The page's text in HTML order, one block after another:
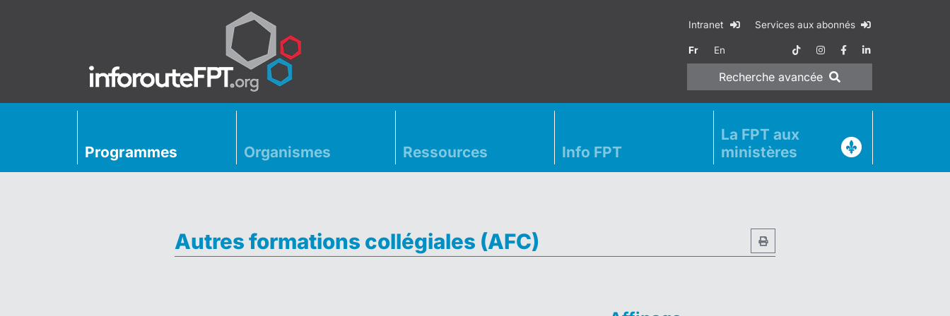
Intranet Services aux abonnés
Fr En
Recherche avancée
Programmes Organismes Ressources Info FPT
La FPT aux
ministères
Autres formations collégiales (AFC)